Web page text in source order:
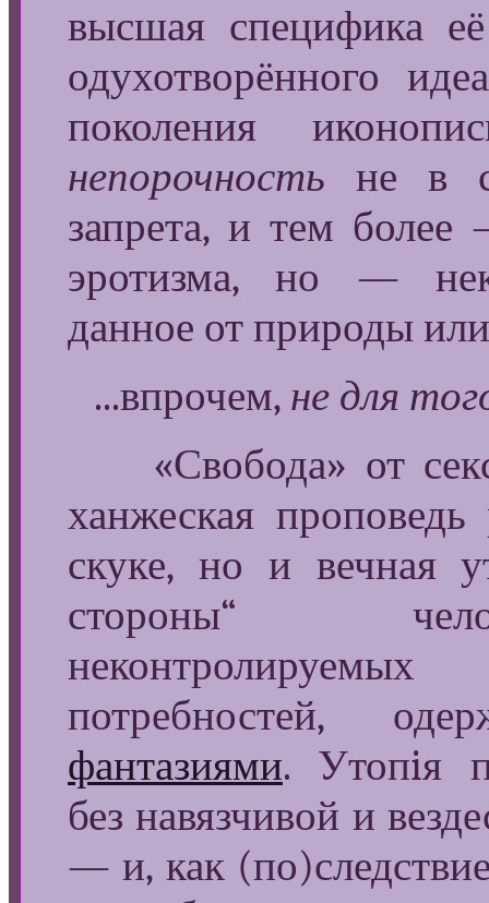
высшая специфика
одухотворённого
поколения
непорочность не в
запрета, и тем
эротизма, но —
данное от природы
...впрочем, не для
«Свобода» от
ханжеская проповедь
скуке, но и вечная
стороны“
потребностей,
фантазиями. Утопiя
без навязчивой и
— и, как